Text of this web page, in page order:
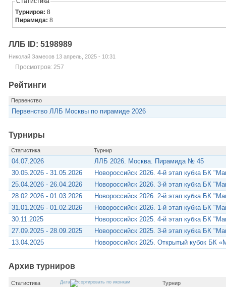
Турниров:8
Пирамида:8
ЛЛБ ID: 5198989
Николай Замесов 13 апрель, 2025 - 10:31
Просмотров: 257
Рейтинги
Первенство
Первенство ЛЛБ Москвы по пирамиде 2026
Турниры
Статистика Турнир
04.07.2026
ЛЛБ 2026. Москва. Пирамида № 45
30.05.2026 - 31.05.2026
Новороссийск 2026. 4-й этап кубка БК
25.04.2026 - 26.04.2026
Новороссийск 2026. 3-й этап кубка БК
28.02.2026 - 01.03.2026
Новороссийск 2026. 2-й этап кубка БК
31.01.2026 - 01.02.2026
Новороссийск 2026. 1-й этап кубка БК
30.11.2025
Новороссийск 2025. 4-й этап кубка БК
27.09.2025 - 28.09.2025
Новороссийск 2025. 3-й этап кубка БК
13.04.2025
Новороссийск 2025. Открытый кубок БК
Архив турниров
Статистика Дата Турнир